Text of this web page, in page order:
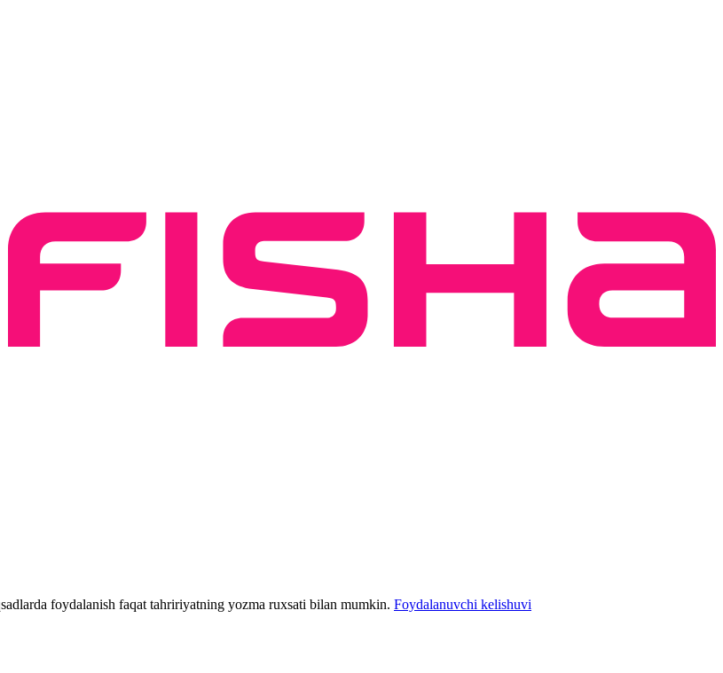
foydalanish faqat tahririyatning yozma ruxsati bilan mumkin. Foydalanuvchi kelishuvi